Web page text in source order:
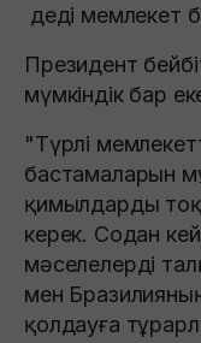
деді мемлекет
Президент
мүмкіндік бар
"Түрлі
бастамаларын
қимылдарды
керек. Содан
мәселелерді
мен
қолдауға